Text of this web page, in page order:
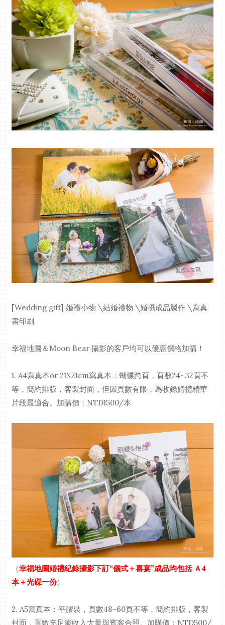
[Wedding gift] 婚禮小物 \結婚禮物 \婚攝成品製作 \寫真
書印刷
幸福地圖＆Moon Bear 攝影的客戶均可以優惠價格加購！
1. A4寫真本or 21X21cm寫真本：蝴蝶跨頁，頁數24~32頁不
等，簡約排版，客製封面，但因頁數有限，為收錄婚禮精華
片段最適合。加購價：NTD1500/本
（幸福地圖婚禮紀錄攝影下訂“儀式＋喜宴”成品均包括 Ａ4
本＋光碟一份）
2. A5寫真本：平膠裝，頁數48~60頁不等，簡約排版，客製
封面，頁數充足能收入大量與賓客合照。加購價：NTD500/